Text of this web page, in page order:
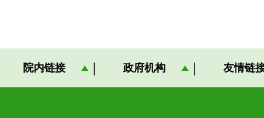
院内链接 政府机构 友情链